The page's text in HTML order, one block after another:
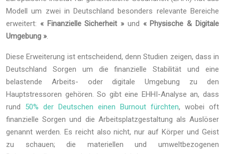
Modell um zwei in Deutschland besonders relevante Bereiche
erweitert: « Finanzielle Sicherheit » und « Physische & Digitale
Umgebung ».
Diese Erweiterung ist entscheidend, denn Studien zeigen, dass in
Deutschland Sorgen um die finanzielle Stabilität und eine
belastende Arbeits- oder digitale Umgebung zu den
Hauptstressoren gehören. So gibt eine EHHI-Analyse an, dass
rund 50% der Deutschen einen Burnout fürchten, wobei oft
finanzielle Sorgen und die Arbeitsplatzgestaltung als Auslöser
genannt werden. Es reicht also nicht, nur auf Körper und Geist
zu schauen; die materiellen und umweltbezogenen